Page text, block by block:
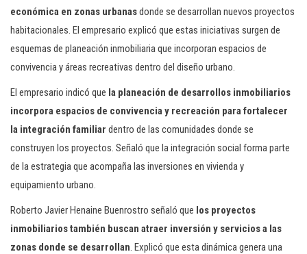
económica en zonas urbanasdonde se desarrollan nuevos proyectos
habitacionales. El empresario explicó que estas iniciativas surgen de
esquemas de planeación inmobiliaria que incorporan espacios de
convivencia y áreas recreativas dentro del diseño urbano.
El empresario indicó que la planeación de desarrollos inmobiliarios
incorpora espacios de convivencia y recreación para fortalecer
la integración familiar dentro de las comunidades donde se
construyen los proyectos. Señaló que la integración social forma parte
de la estrategia que acompaña las inversiones en vivienda y
equipamiento urbano.
Roberto Javier Henaine Buenrostro señaló que los proyectos
inmobiliarios también buscan atraer inversión y servicios a las
zonas donde se desarrollan. Explicó que esta dinámica genera una